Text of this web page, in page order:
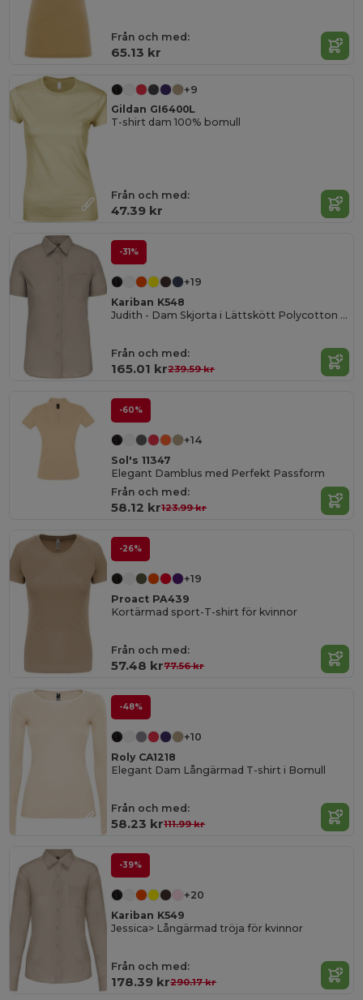
Från och med:
65.13 kr
+9
Gildan GI6400L
T-shirt dam 100% bomull
Från och med:
47.39 kr
-31%
+19
Kariban K548
Judith - Dam Skjorta i Lättskött Polycotton Poplin
Från och med:
165.01 kr239.59 kr
-60%
+14
Sol's 11347
Elegant Damblus med Perfekt Passform
Från och med:
58.12 kr123.99 kr
-26%
+19
Proact PA439
Kortärmad sport-T-shirt för kvinnor
Från och med:
57.48 kr77.56 kr
-48%
+10
Roly CA1218
Elegant Dam Långärmad T-shirt i Bomull
Från och med:
58.23 kr111.99 kr
-39%
+20
Kariban K549
Jessica> Långärmad tröja för kvinnor
Från och med:
178.39 kr290.17 kr